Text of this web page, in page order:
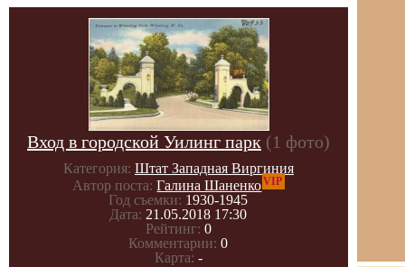
Вход в городской Уилинг парк (1 фото)
Категория: Штат Западная Виргиния
Автор поста: Галина ШаненкоVIP
Год съемки: 1930-1945
Дата: 21.05.2018 17:30
Рейтинг: 0
Комментарии: 0
Карта: -